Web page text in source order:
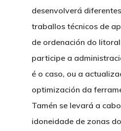
desenvolverá
traballos técnicos de
de ordenación do
participe a
é o caso, ou a
optimización da
Tamén se levará a
idoneidade de zonas